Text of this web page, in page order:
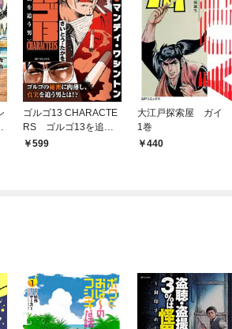
ゴルゴ13 CHARACTE
RS ゴルゴ13を追う
男599
大江戸探索屋 ガイ
1巻
440